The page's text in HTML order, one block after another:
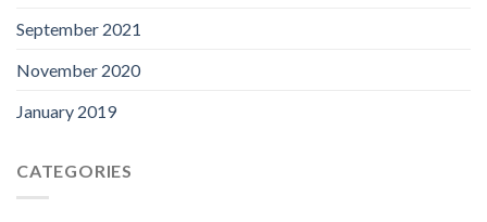
September 2021
November 2020
January 2019
CATEGORIES